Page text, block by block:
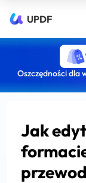
UPDF
Oszczędności dla
Jak